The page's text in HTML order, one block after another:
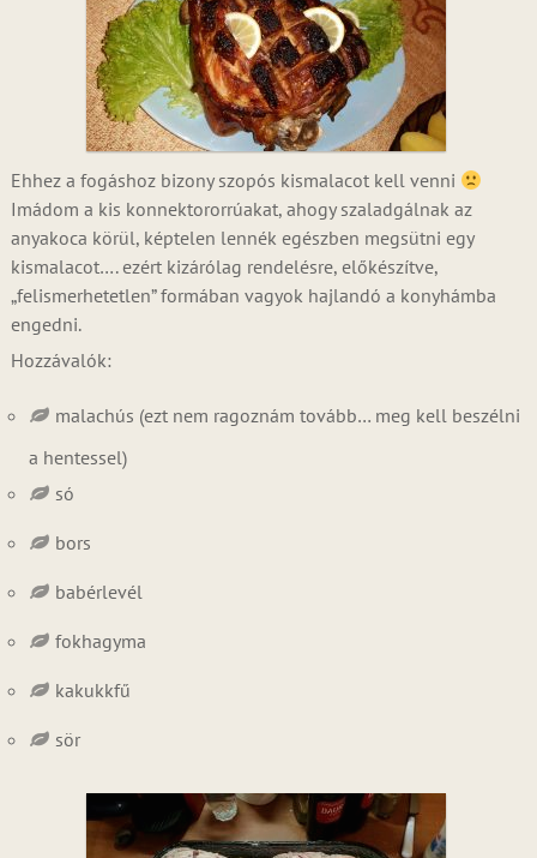
Ehhez a fogáshoz bizony szopós kismalacot kell venni
Imádom a kis konnektororrúakat, ahogy szaladgálnak az
anyakoca körül, képtelen lennék egészben megsütni egy
kismalacot…. ezért kizárólag rendelésre, előkészítve,
„felismerhetetlen” formában vagyok hajlandó a konyhámba
engedni.
Hozzávalók:
malachús (ezt nem ragoznám tovább… meg kell beszélni
a hentessel)
só
bors
babérlevél
fokhagyma
kakukkfű
sör